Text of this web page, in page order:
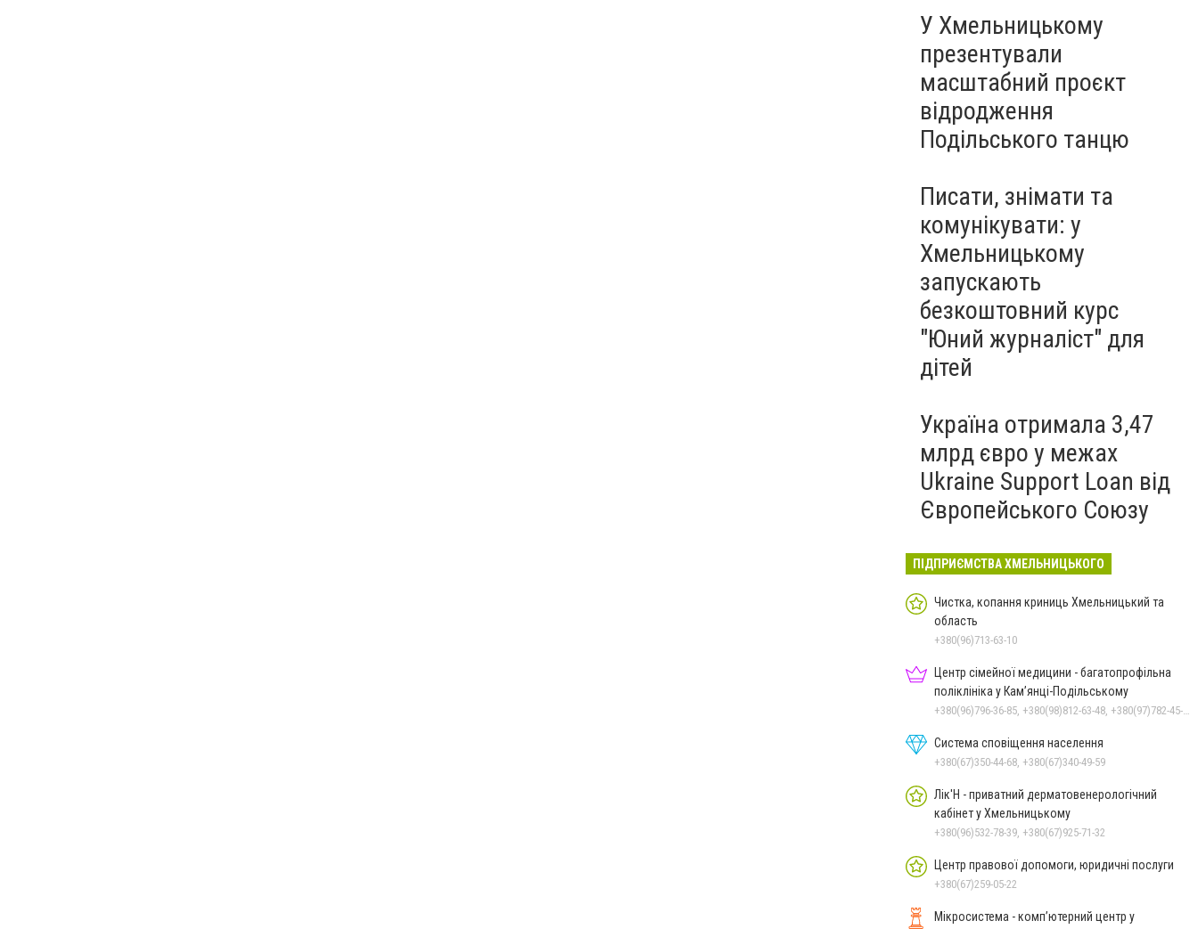
У Хмельницькому
презентували
масштабний проєкт
відродження
Подільського танцю
Писати, знімати та
комунікувати: у
Хмельницькому
запускають
безкоштовний курс
"Юний журналіст" для
дітей
Україна отримала 3,47
млрд євро у межах
Ukraine Support Loan від
Європейського Союзу
ПІДПРИЄМСТВА ХМЕЛЬНИЦЬКОГО
Чистка, копання криниць Хмельницький та
область
+380(96)713-63-10
Центр сімейної медицини - багатопрофільна
поліклініка у Кам’янці-Подільському
+380(96)796-36-85, +380(98)812-63-48, +380(97)782-45-70
Система сповіщення населення
+380(67)350-44-68, +380(67)340-49-59
Лік'Н - приватний дерматовенерологічний
кабінет у Хмельницькому
+380(96)532-78-39, +380(67)925-71-32
Центр правової допомоги, юридичні послуги
+380(67)259-05-22
Мікросистема - комп’ютерний центр у